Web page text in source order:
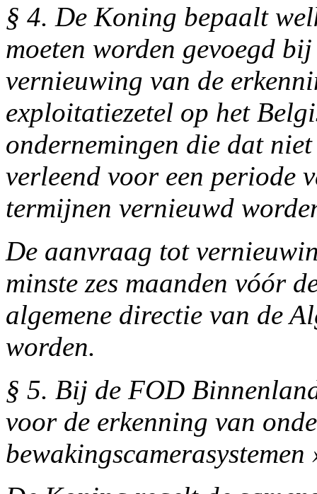
§ 4. De Koning bepaalt
moeten worden gevoegd
vernieuwing van de
exploitatiezetel op het
ondernemingen die dat
verleend voor een periode
termijnen vernieuwd
De aanvraag tot
minste zes maanden vóór
algemene directie van de
worden.
§ 5. Bij de FOD
voor de erkenning van